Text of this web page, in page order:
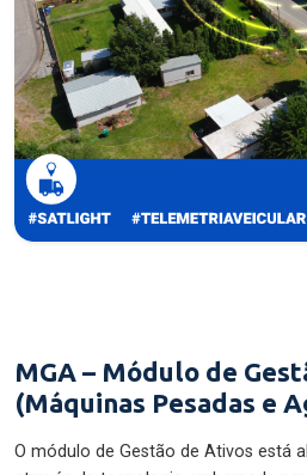
MGA – Módulo de
(Máquinas Pesadas e
O módulo de Gestão de Ativos está